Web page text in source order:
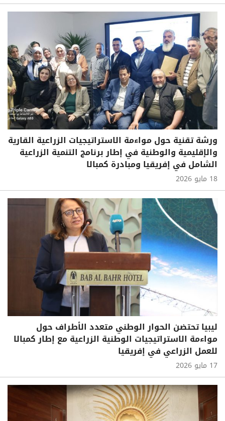
ورشة تقنية حول مواءمة الاستراتيجيات الزراعية القارية
والإقليمية والوطنية في إطار برنامج التنمية الزراعية
الشامل في إفريقيا ومبادرة كمبالا
18 مايو 2026
ليبيا تحتضن الحوار الوطني متعدد الأطراف حول
مواءمة الاستراتيجيات الوطنية الزراعية مع إطار كمبالا
للعمل الزراعي في إفريقيا
17 مايو 2026